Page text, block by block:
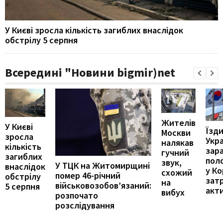
У Києві зросла кількість загиблих внаслідок
обстрілу 5 серпня
Всередині "Новини bigmir)net
У Києві
зросла
кількість
загиблих
внаслідок
обстрілу
5 серпня
У ТЦК на Житомирщині
помер 46-річний
військовозобов’язаний:
розпочато
розслідування
Жителів
Москви
налякав
гучний
звук,
схожий
на
вибух
у